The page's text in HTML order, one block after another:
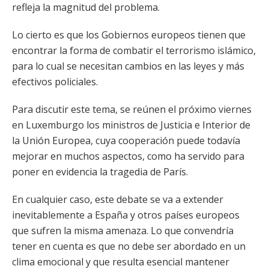
refleja la magnitud del problema.
Lo cierto es que los Gobiernos europeos tienen que
encontrar la forma de combatir el terrorismo islámico,
para lo cual se necesitan cambios en las leyes y más
efectivos policiales.
Para discutir este tema, se reúnen el próximo viernes
en Luxemburgo los ministros de Justicia e Interior de
la Unión Europea, cuya cooperación puede todavía
mejorar en muchos aspectos, como ha servido para
poner en evidencia la tragedia de París.
En cualquier caso, este debate se va a extender
inevitablemente a España y otros países europeos
que sufren la misma amenaza. Lo que convendría
tener en cuenta es que no debe ser abordado en un
clima emocional y que resulta esencial mantener